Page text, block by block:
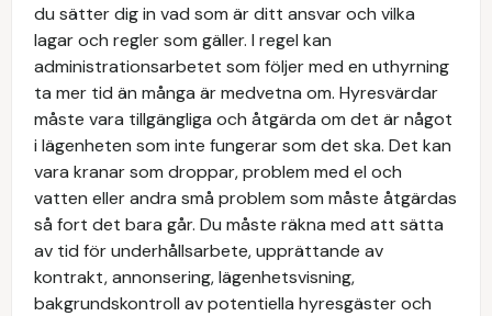
du sätter dig in vad som är ditt ansvar och vilka
lagar och regler som gäller. I regel kan
administrationsarbetet som följer med en uthyrning
ta mer tid än många är medvetna om. Hyresvärdar
måste vara tillgängliga och åtgärda om det är något
i lägenheten som inte fungerar som det ska. Det kan
vara kranar som droppar, problem med el och
vatten eller andra små problem som måste åtgärdas
så fort det bara går. Du måste räkna med att sätta
av tid för underhållsarbete, upprättande av
kontrakt, annonsering, lägenhetsvisning,
bakgrundskontroll av potentiella hyresgäster och